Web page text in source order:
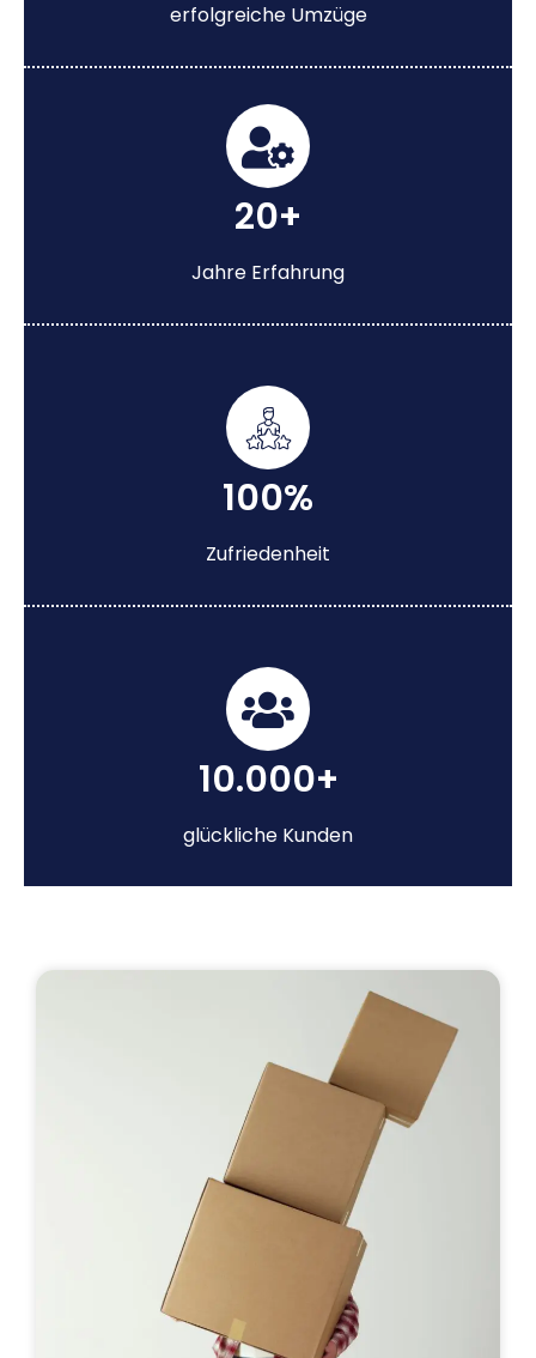
erfolgreiche Umzüge
20+
Jahre Erfahrung
100%
Zufriedenheit
10.000+
glückliche Kunden